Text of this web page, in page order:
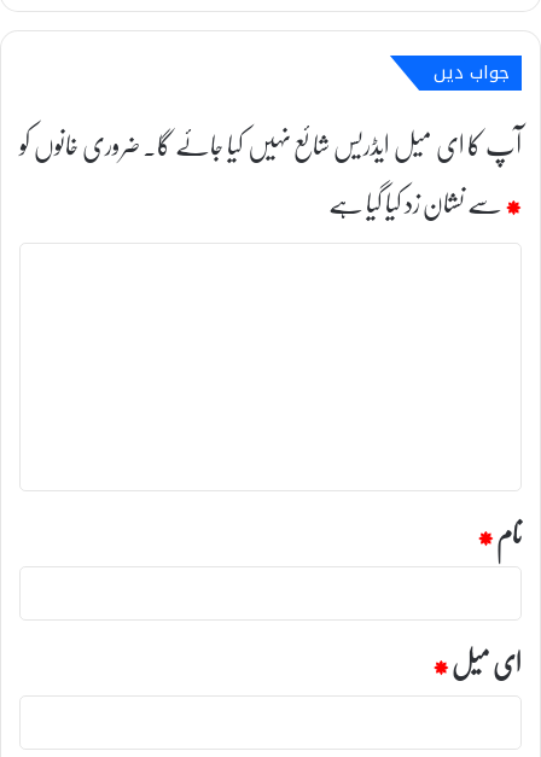
جواب دیں
آپ کا ای میل ایڈریس شائع نہیں کیا جائے گا۔ضروری خانوں کو
*سے نشان زد کیا گیا ہے
ت
نام*
ای میل*